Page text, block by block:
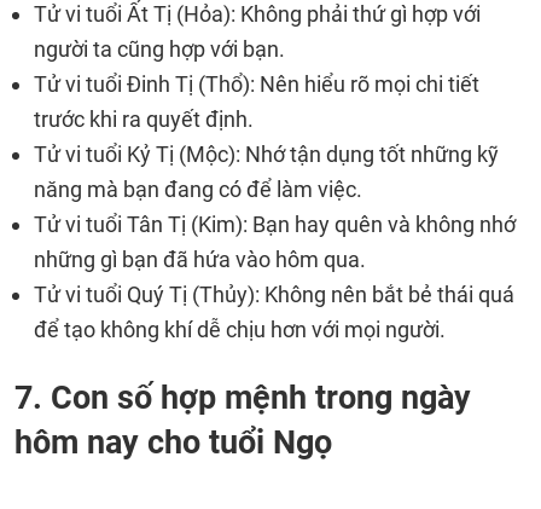
Tử vi tuổi Ất Tị (Hỏa): Không phải thứ gì hợp với
người ta cũng hợp với bạn.
Tử vi tuổi Đinh Tị (Thổ): Nên hiểu rõ mọi chi tiết
trước khi ra quyết định.
Tử vi tuổi Kỷ Tị (Mộc): Nhớ tận dụng tốt những kỹ
năng mà bạn đang có để làm việc.
Tử vi tuổi Tân Tị (Kim): Bạn hay quên và không nhớ
những gì bạn đã hứa vào hôm qua.
Tử vi tuổi Quý Tị (Thủy): Không nên bắt bẻ thái quá
để tạo không khí dễ chịu hơn với mọi người.
7. Con số hợp mệnh trong ngày
hôm nay cho tuổi Ngọ